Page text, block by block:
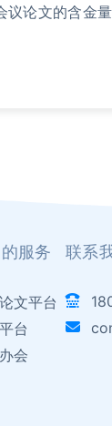
议论文的含金
服务
文平台
台
会
联系